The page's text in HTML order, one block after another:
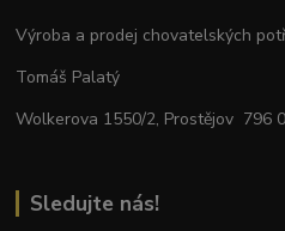
Výroba a prodej chovatelských
Tomáš Palatý
Wolkerova 1550/2, Prostějov 796
Sledujte nás!